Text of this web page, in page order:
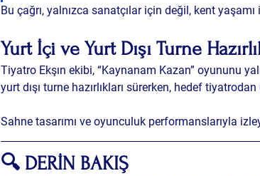
Bu çağrı, yalnızca sanatçılar için değil, kent
Yurt İçi ve Yurt Dışı Turne
Tiyatro Ekşın ekibi, “Kaynanam Kazan” oyununu
yurt dışı turne hazırlıkları sürerken, hedef
Sahne tasarımı ve oyunculuk performanslarıyla
🔍 DERİN BAKIŞ